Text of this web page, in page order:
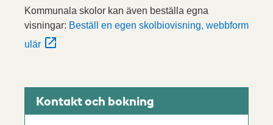
Kommunala skolor kan även beställa egna
visningar: Beställ en egen skolbiovisning, webbform
ulär
Kontakt och bokning